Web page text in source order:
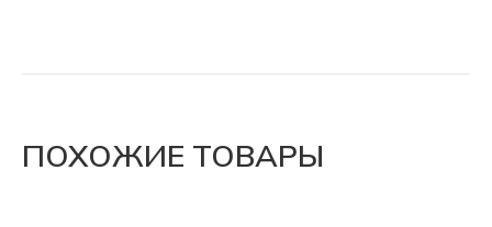
ПОХОЖИЕ ТОВАРЫ